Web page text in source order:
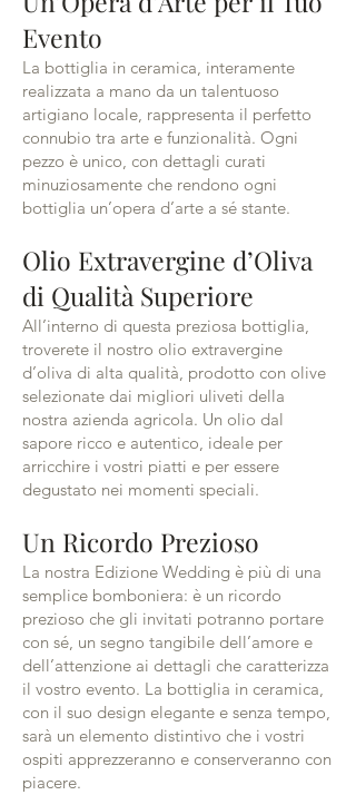
Evento
La bottiglia in ceramica, interamente
realizzata a mano da un talentuoso
artigiano locale, rappresenta il perfetto
connubio tra arte e funzionalità. Ogni
pezzo è unico, con dettagli curati
minuziosamente che rendono ogni
bottiglia un’opera d’arte a sé stante.
Olio Extravergine d’Oliva
di Qualità Superiore
All’interno di questa preziosa bottiglia,
troverete il nostro olio extravergine
d’oliva di alta qualità, prodotto con olive
selezionate dai migliori uliveti della
nostra azienda agricola. Un olio dal
sapore ricco e autentico, ideale per
arricchire i vostri piatti e per essere
degustato nei momenti speciali.
Un Ricordo Prezioso
La nostra Edizione Wedding è più di una
semplice bomboniera: è un ricordo
prezioso che gli invitati potranno portare
con sé, un segno tangibile dell’amore e
dell’attenzione ai dettagli che caratterizza
il vostro evento. La bottiglia in ceramica,
con il suo design elegante e senza tempo,
sarà un elemento distintivo che i vostri
ospiti apprezzeranno e conserveranno con
piacere.